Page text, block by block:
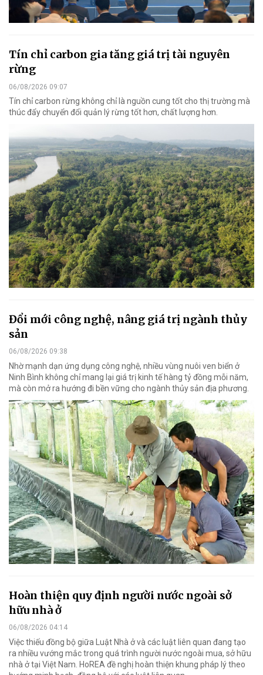
Tín chỉ carbon gia tăng giá trị tài nguyên
rừng
06/08/2026 09:07
Tín chỉ carbon rừng không chỉ là nguồn cung tốt cho thị trường mà
thúc đẩy chuyển đổi quản lý rừng tốt hơn, chất lượng hơn.
Đổi mới công nghệ, nâng giá trị ngành thủy
sản
06/08/2026 09:38
Nhờ mạnh dạn ứng dụng công nghệ, nhiều vùng nuôi ven biển ở
Ninh Bình không chỉ mang lại giá trị kinh tế hàng tỷ đồng mỗi năm,
mà còn mở ra hướng đi bền vững cho ngành thủy sản địa phương.
Hoàn thiện quy định người nước ngoài sở
hữu nhà ở
06/08/2026 04:14
Việc thiếu đồng bộ giữa Luật Nhà ở và các luật liên quan đang tạo
ra nhiều vướng mắc trong quá trình người nước ngoài mua, sở hữu
nhà ở tại Việt Nam. HoREA đề nghị hoàn thiện khung pháp lý theo